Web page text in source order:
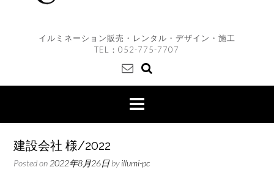
イルミネーション販売・レンタル・デザイン・施工
TEL： 052-775-7707
建設会社 様/2022
Posted on 2022年8月26日byillumi-pc